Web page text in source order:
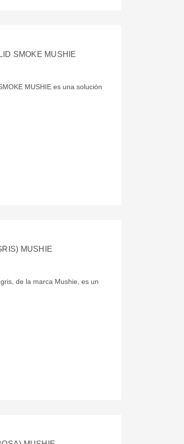
SMOKE MUSHIE
MUSHIE es una solución
MUSHIE
de la marca Mushie, es un